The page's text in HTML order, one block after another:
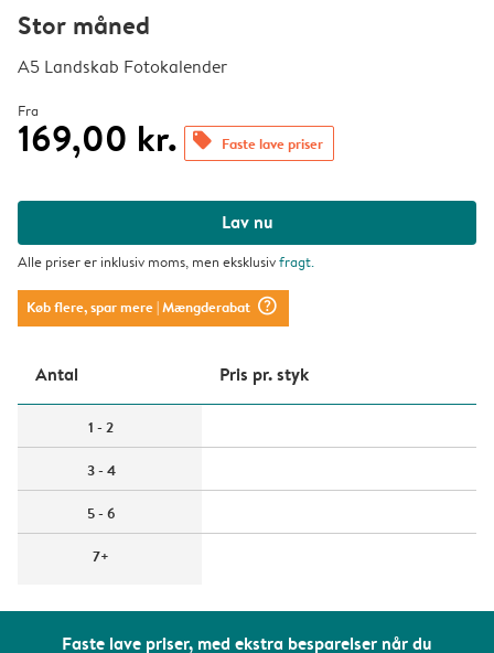
Faste lave priser, med ekstra besparelser når du
Stor måned
A5 Landskab Fotokalender
Fra
169,00 kr. offers Faste lave priser
Lav nu
Alle priser er inklusiv moms, men eksklusivfragt.
Køb flere, spar mere| Mængderabat question_mark_circle
Antal Pris pr. styk
1 - 2
3 - 4
5 - 6
7+